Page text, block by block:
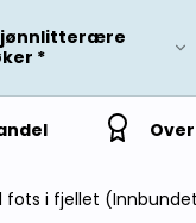
*
fots i fjellet